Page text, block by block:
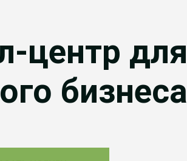
центр для
бизнеса